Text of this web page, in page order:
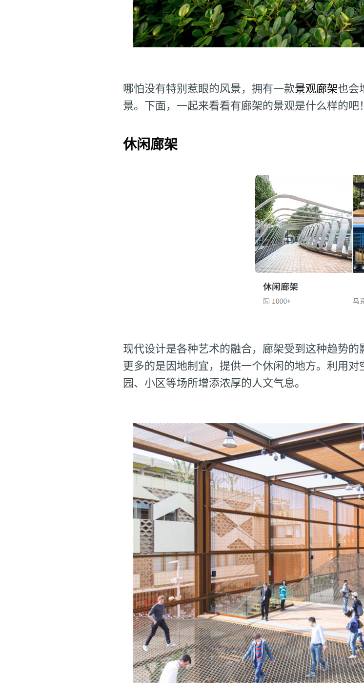
哪怕没有特别惹眼的风景，拥有一款景观廊架也会
景。下面，一起来看看有廊架的景观是什么样的吧！
休闲廊架
现代设计是各种艺术的融合，廊架受到这种趋势的
更多的是因地制宜，提供一个休闲的地方。利用
园、小区等场所增添浓厚的人文气息。